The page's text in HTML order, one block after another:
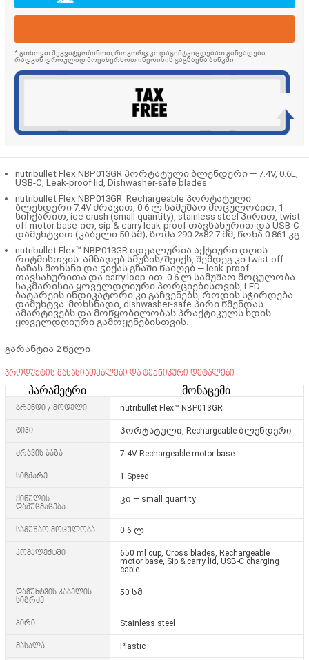
* გთხოვთ შეგვატყობინოთ, როგორც კი დაგიმტკიცდებათ განვადება,
რადგან დროულად მოვახერხოთ ინვოისის გაგზავნა ბანკში
nutribullet Flex NBP013GR პორტატული ბლენდერი — 7.4V, 0.6L,
USB-C, Leak-proof lid, Dishwasher-safe blades
nutribullet Flex NBP013GR: Rechargeable პორტატული
ბლენდერი 7.4V ძრავით, 0.6 ლ სამუშაო მოცულობით, 1
სიჩქარით, ice crush (small quantity), stainless steel პირით, twist-
off motor base-ით, sip & carry leak-proof თავსახურით და USB-C
დამუხტვით (კაბელი 50 სმ); ზომა 290.2×82.7 მმ, წონა 0.861 კგ
nutribullet Flex™ NBP013GR იდეალურია აქტიური დღის
რიტმისთვის: ამზადებ სმუზის/შეიქს, შემდეგ კი twist-off
ბაზასმოხსნი და ჭიქას გზაშიწაიღებ — leak-proof
თავსახურითა და carry loop-ით. 0.6 ლ სამუშაო მოცულობა
საკმარისია ყოველდღიური პორციებისთვის, LED
ბატარეის ინდიკატორიკი გაჩვენებს, როდის სჭირდება
დამუხტვა. მოხსნადი, dishwasher-safe პირი წმენდას
ამარტივებს და მოწყობილობას პრაქტიკულს ხდის
ყოველდღიური გამოყენებისთვის.
გარანტია 2 წელი
პროდუქტის მახასიათებლები და ტექნიკური დეტალები
პარამეტრი მონაცემი
ბრენდი / მოდელი nutribullet Flex™ NBP013GR
ტიპი პორტატული, Rechargeable ბლენდერი
ძრავის ბაზა 7.4VRechargeable motor base
სიჩქარე 1 Speed
ყინულის
დაქუცმაცება
კი — small quantity
სამუშაო მოცულობა 0.6 ლ
კომპლექტში 650 ml cup, Cross blades, Rechargeable
motor base, Sip & carry lid, USB-C charging
cable
დამუხტვის კაბელის
სიგრძე
50 სმ
პირი Stainless steel
მასალა Plastic